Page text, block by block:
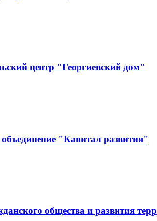
центр "Георгиевский дом"
"Капитал развития"
общества и развития